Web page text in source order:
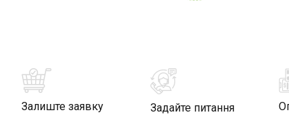
Залиште заявку
Задайте питання